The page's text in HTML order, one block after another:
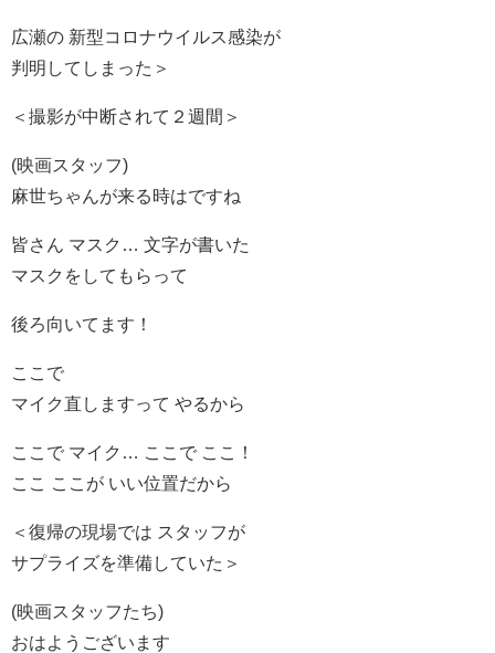
広瀬の 新型コロナウイルス感染が
判明してしまった＞
＜撮影が中断されて２週間＞
(映画スタッフ)
麻世ちゃんが来る時はですね
皆さん マスク… 文字が書いた
マスクをしてもらって
後ろ向いてます！
ここで
マイク直しますって やるから
ここで マイク… ここで ここ！
ここ ここが いい位置だから
＜復帰の現場では スタッフが
サプライズを準備していた＞
(映画スタッフたち)
おはようございます